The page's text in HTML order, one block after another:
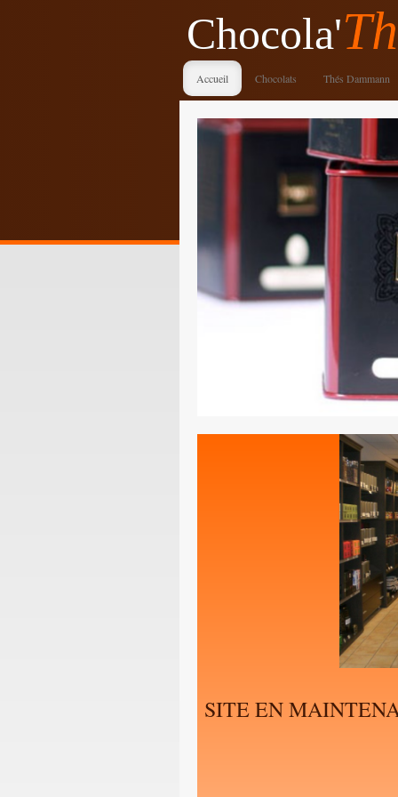
Chocola'
Accueil Chocolats Thés Dammann
SITE EN